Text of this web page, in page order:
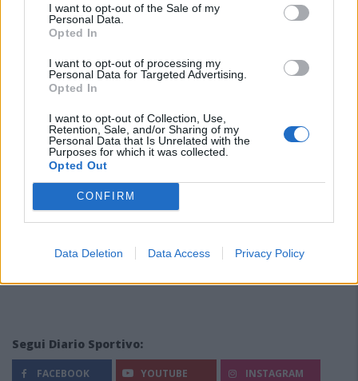
I want to opt-out of the Sale of my
Personal Data.
Opted In
I want to opt-out of processing my
Personal Data for Targeted Advertising.
Opted In
I want to opt-out of Collection, Use,
Retention, Sale, and/or Sharing of my
Personal Data that Is Unrelated with the
Purposes for which it was collected.
Opted Out
CONFIRM
Data Deletion Data Access Privacy Policy
a sei, l'Ilva è la prima società tra le non
ripescate
Segui Diario Sportivo:
FACEBOOK YOUTUBE INSTAGRAM